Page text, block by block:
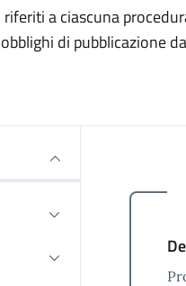
a ciascuna
di pubblicazione